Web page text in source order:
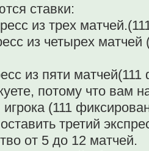
ставки:
из трех
из четырех
из пяти
потому что вам
(111
третий
от 5 до 12 матчей.